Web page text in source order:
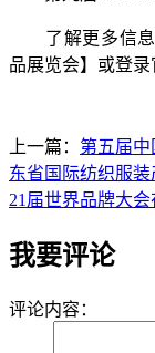
了解更多信息
品展览会】或登录
上一篇： 第五届
东省国际纺织服
21届世界品牌大
我要评论
评论内容：